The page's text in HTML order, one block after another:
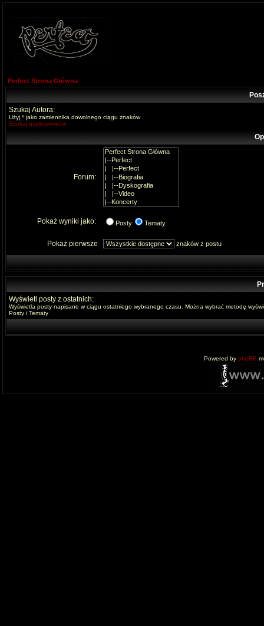
Perfect Strona Główna
Szukaj Autora:
Użyj * jako zamiennika dowolnego ciągu znaków
Szukaj użytkowników
Forum:
Pokaż wyniki jako: Posty Tematy
Pokaż pierwsze znaków z postu
Wyświetl posty z ostatnich:
Wyświetla posty napisane w ciągu ostatniego wybranego czasu. Można wybrać metodę
Posty i Tematy
Powered by phpBB